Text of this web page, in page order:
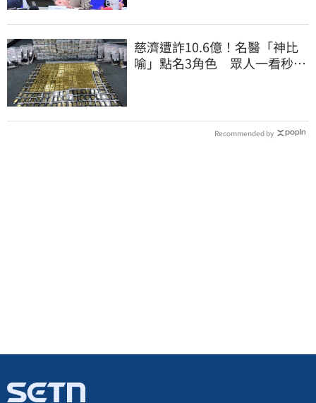
慈濟遭詐10.6億！名醫「神比
喻」點名3角色 眾人一看秒懂
Recommended by